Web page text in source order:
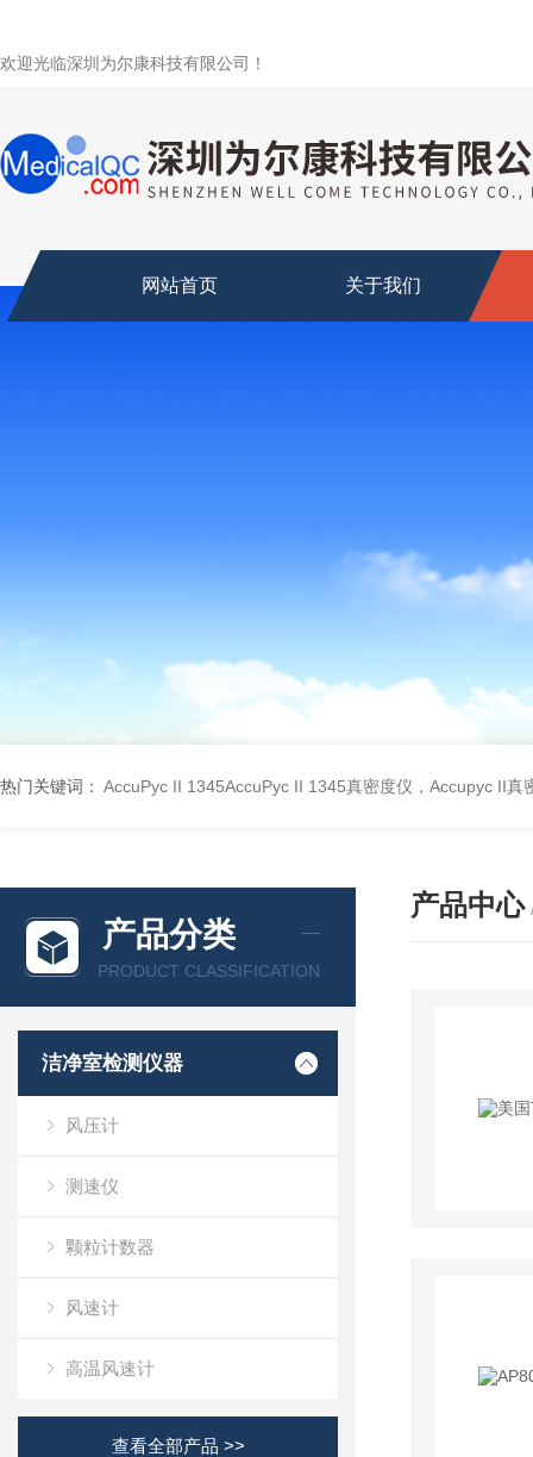
欢迎光临深圳为尔康科技有限公司！
网站首页 关于我们
热门关键词： AccuPyc II 1345AccuPyc II 1345真密度仪，Accupyc II真
产品分类
PRODUCT CLASSIFICATION
洁净室检测仪器
风压计
测速仪
颗粒计数器
风速计
高温风速计
查看全部产品 >>
产品中心